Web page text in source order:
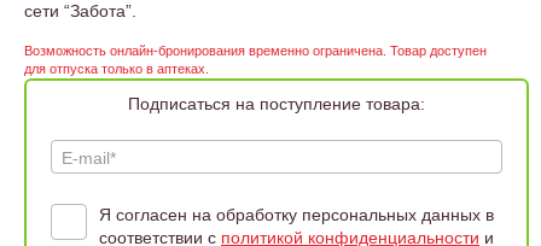
сети “Забота”.
Возможность онлайн-бронирования временно ограничена. Товар доступен
для отпуска только в аптеках.
Подписаться на поступление товара:
E-mail*
Я согласен на обработку персональных данных в
соответствии с политикой конфиденциальности и